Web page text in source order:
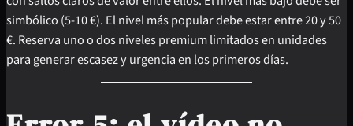
simbólico (5-10 €). El nivel más popular debe estar entre 20 y 50
€. Reserva uno o dos niveles premium limitados en unidades
para generar escasez y urgencia en los primeros días.